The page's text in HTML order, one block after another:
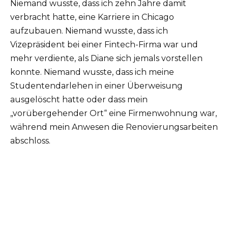
Niemand wusste, dass ich zehn Jahre damit
verbracht hatte, eine Karriere in Chicago
aufzubauen. Niemand wusste, dass ich
Vizepräsident bei einer Fintech-Firma war und
mehr verdiente, als Diane sich jemals vorstellen
konnte. Niemand wusste, dass ich meine
Studentendarlehen in einer Überweisung
ausgelöscht hatte oder dass mein
„vorübergehender Ort“ eine Firmenwohnung war,
während mein Anwesen die Renovierungsarbeiten
abschloss.